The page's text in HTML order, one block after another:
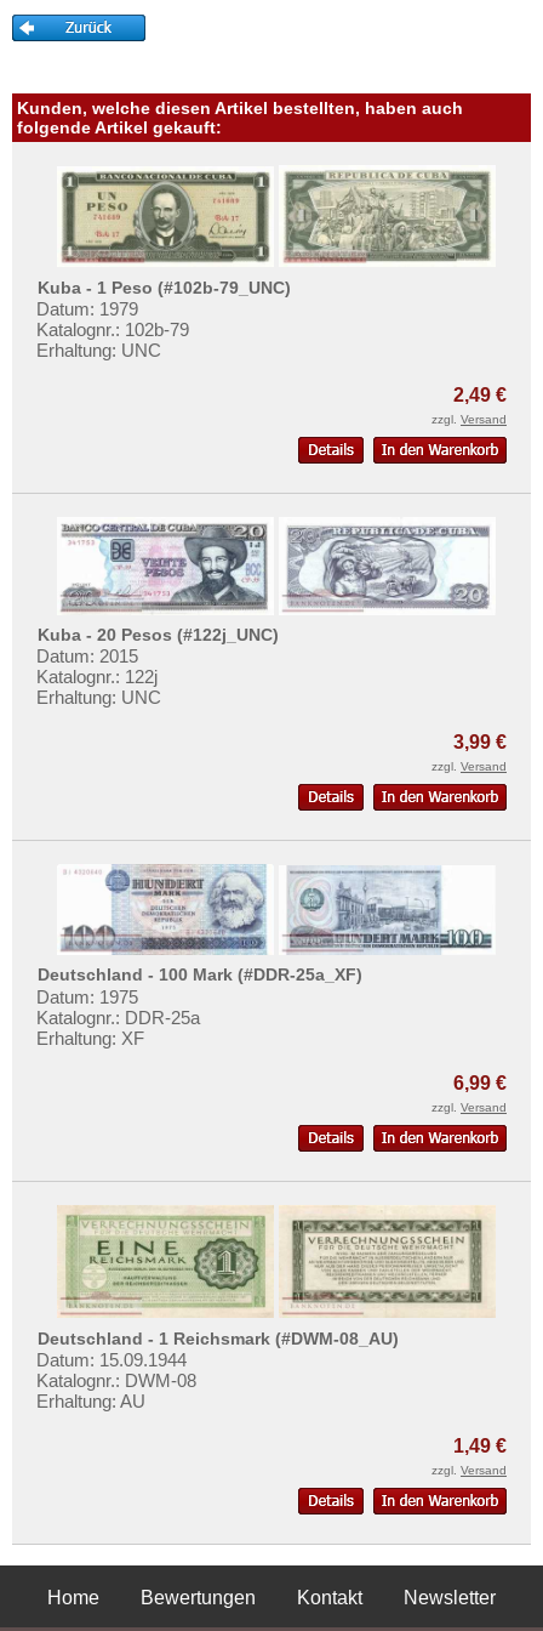
Portugiesisch Indien
Singapur
Sri Lanka
Straits Settlements
Süd-Ossetien
Südkorea
Syrien
Tadschikistan
Taiwan
Vereinigte Arabische Emirate
Vietnam
Vietnam Süd
Mehr über...
Privatsphäre und Datenschutz
Widerrufsbelehrung
AGB
Impressum
Kunden, welche diesen Artikel bestellten, haben auch
folgende Artikel gekauft:
Kuba - 1 Peso (#102b-79_UNC)
Datum: 1979
Katalognr.: 102b-79
Erhaltung: UNC
2,49 €
zzgl. Versand
Kuba - 20 Pesos (#122j_UNC)
Datum: 2015
Katalognr.: 122j
Erhaltung: UNC
3,99 €
zzgl. Versand
Deutschland - 100 Mark (#DDR-25a_XF)
Datum: 1975
Katalognr.: DDR-25a
Erhaltung: XF
6,99 €
zzgl. Versand
Deutschland - 1 Reichsmark (#DWM-08_AU)
Datum: 15.09.1944
Katalognr.: DWM-08
Erhaltung: AU
1,49 €
zzgl. Versand
Home Bewertungen Kontakt
Newsletter